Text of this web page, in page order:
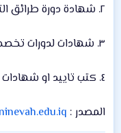
٢. شهادة دورة طرائق التدريس ان وجدت
٣. شهادات لدورات تخصصية
٤. كتب تاييد او شهادات خبرة في التدريس
المصدر :